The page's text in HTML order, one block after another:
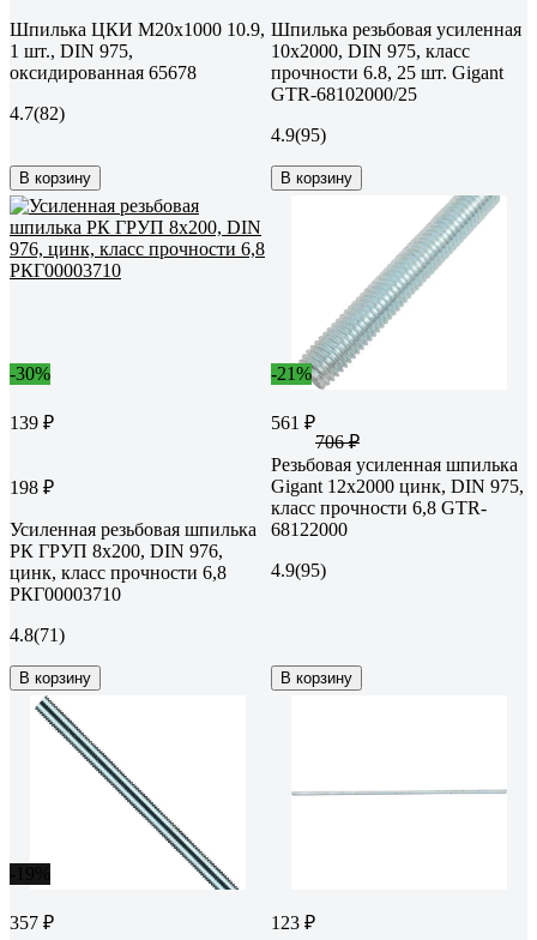
Шпилька ЦКИ М20х1000 10.9,
1 шт., DIN 975,
оксидированная 65678
4.7(82)
В корзину
Шпилька резьбовая усиленная
10x2000, DIN 975, класс
прочности 6.8, 25 шт. Gigant
GTR-68102000/25
4.9(95)
В корзину
-30%
139 ₽
198 ₽
Усиленная резьбовая шпилька
РК ГРУП 8x200, DIN 976,
цинк, класс прочности 6,8
РКГ00003710
4.8(71)
В корзину
-21%
561 ₽
706 ₽
Резьбовая усиленная шпилька
Gigant 12x2000 цинк, DIN 975,
класс прочности 6,8 GTR-
68122000
4.9(95)
В корзину
357 ₽ 123 ₽